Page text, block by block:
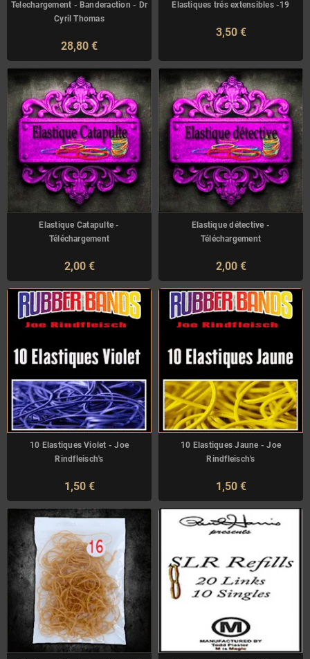
Telechargement - Banderaction - Dr
Cyril Thomas
28,80 €
Elastiques trés extensibles -19
3,50 €
Elastique Catapulte -
Téléchargement
2,00 €
Elastique détective -
Téléchargement
2,00 €
10 Elastiques Violet - Joe
Rindfleisch's
1,50 €
10 Elastiques Jaune - Joe
Rindfleisch's
1,50 €